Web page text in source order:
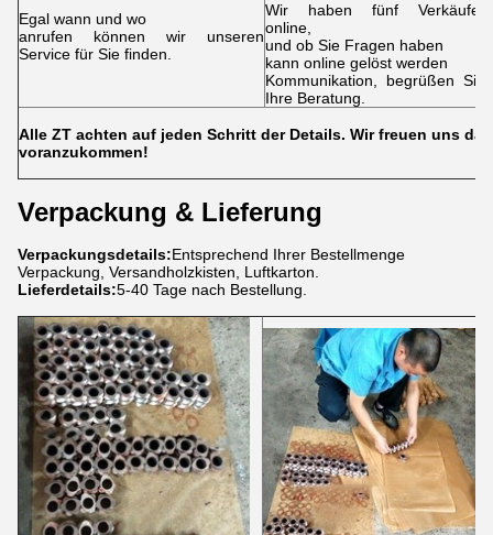
Egal wann und wo
anrufen können wir unseren
Service für Sie finden.
Wir haben fünf Verkäufer
online,
und ob Sie Fragen haben
kann online gelöst werden
Kommunikation, begrüßen Sie
Ihre Beratung.
Alle ZT achten auf jeden Schritt der Details. Wir freuen uns
voranzukommen!
Verpackung & Lieferung
Verpackungsdetails:Entsprechend Ihrer Bestellmenge
Verpackung, Versandholzkisten, Luftkarton.
Lieferdetails:5-40 Tage nach Bestellung.